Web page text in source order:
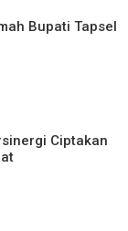
Bupati Tapsel
Ciptakan